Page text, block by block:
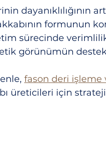
dayanıklılığının
formunun
sürecinde
görünümün
fason deri işleme
üreticileri için